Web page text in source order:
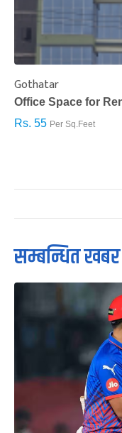
Gothatar
Office Space for
Rs. 55 Per Sq.Feet
सम्बन्धित खबर